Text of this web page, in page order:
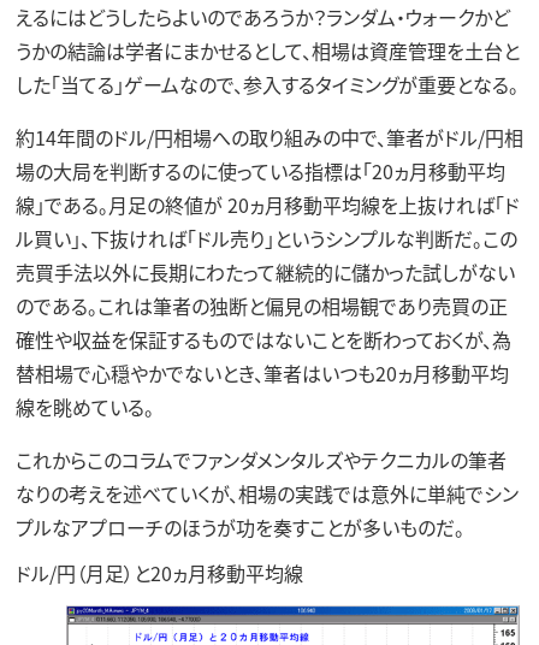
えるにはどうしたらよいのであろうか？ランダム・ウォークかど
うかの結論は学者にまかせるとして、相場は資産管理を土台と
した「当てる」ゲームなので、参入するタイミングが重要となる。
約14年間のドル/円相場への取り組みの中で、筆者がドル/円相
場の大局を判断するのに使っている指標は「20ヵ月移動平均
線」である。月足の終値が 20ヵ月移動平均線を上抜ければ「ド
ル買い」、下抜ければ「ドル売り」というシンプルな判断だ。この
売買手法以外に長期にわたって継続的に儲かった試しがない
のである。これは筆者の独断と偏見の相場観であり売買の正
確性や収益を保証するものではないことを断わっておくが、為
替相場で心穏やかでないとき、筆者はいつも20ヵ月移動平均
線を眺めている。
これからこのコラムでファンダメンタルズやテクニカルの筆者
なりの考えを述べていくが、相場の実践では意外に単純でシン
プルなアプローチのほうが功を奏すことが多いものだ。
ドル/円（月足）と20ヵ月移動平均線